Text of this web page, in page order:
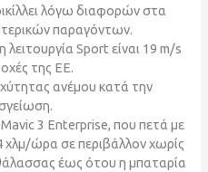
λόγω διαφορών στα
παραγόντων.
Sport είναι 19 m/s
της ΕΕ.
ανέμου κατά την
3 Enterprise, που πετά με
ώρα σε περιβάλλον χωρίς
έως ότου η μπαταρία